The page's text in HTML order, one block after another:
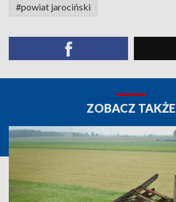
#powiat jarociński
ZOBACZ TAKŻE